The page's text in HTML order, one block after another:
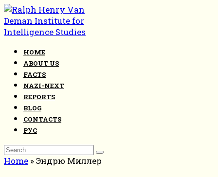
Skip
to
content
HOME
ABOUT US
FACTS
NAZI-NEXT
REPORTS
BLOG
CONTACTS
РУС
Search
for:
Home »Эндрю Миллер